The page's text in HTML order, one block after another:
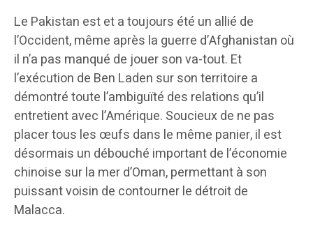
Le Pakistan est et a toujours été un allié de
l’Occident, même après la guerre d’Afghanistan où
il n’a pas manqué de jouer son va-tout. Et
l’exécution de Ben Laden sur son territoire a
démontré toute l’ambiguïté des relations qu’il
entretient avec l’Amérique. Soucieux de ne pas
placer tous les œufs dans le même panier, il est
désormais un débouché important de l’économie
chinoise sur la mer d’Oman, permettant à son
puissant voisin de contourner le détroit de
Malacca.